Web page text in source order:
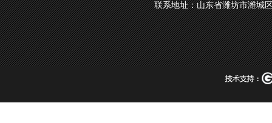
联系地址：山东省潍坊市潍城